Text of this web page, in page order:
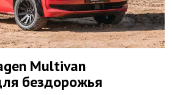
Multivan
бездорожья